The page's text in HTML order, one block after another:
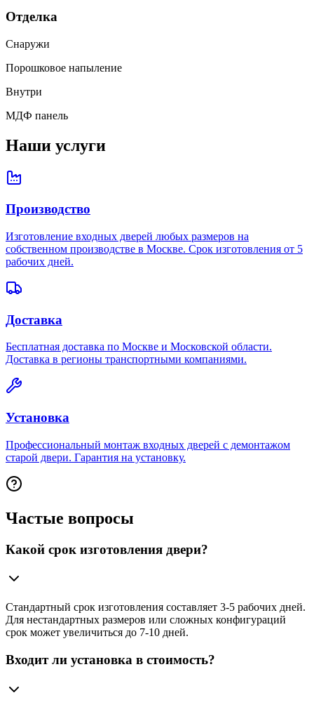
Отделка
Снаружи
Порошковое напыление
Внутри
МДФ панель
Наши услуги
Производство
Изготовление входных дверей любых размеров на
собственном производстве в Москве. Срок изготовления от 5
рабочих дней.
Доставка
Бесплатная доставка по Москве и Московской области.
Доставка в регионы транспортными компаниями.
Установка
Профессиональный монтаж входных дверей с демонтажом
старой двери. Гарантия на установку.
Частые вопросы
Какой срок изготовления двери?
Стандартный срок изготовления составляет 3-5 рабочих дней.
Для нестандартных размеров или сложных конфигураций
срок может увеличиться до 7-10 дней.
Входит ли установка в стоимость?